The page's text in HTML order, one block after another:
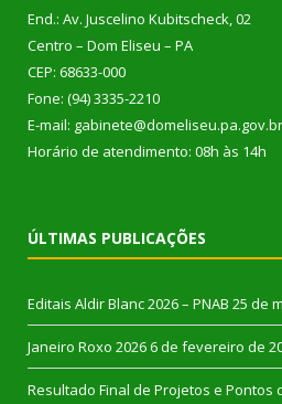
End.: Av. Juscelino Kubitscheck, 02
Centro – Dom Eliseu – PA
CEP: 68633-000
Fone: (94) 3335-2210
E-mail: gabinete@domeliseu.pa.gov.br
Horário de atendimento: 08h às 14h
ÚLTIMAS PUBLICAÇÕES
Editais Aldir Blanc 2026 – PNAB 25 de
Janeiro Roxo 2026 6 de fevereiro de
Resultado Final de Projetos e Pontos